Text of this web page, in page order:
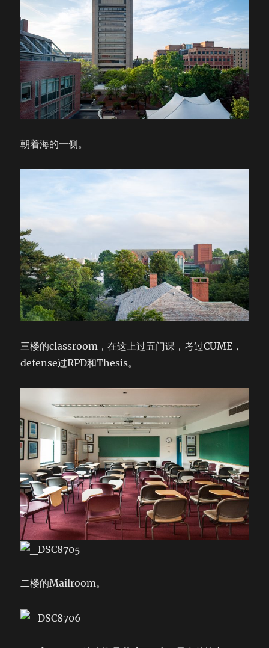
朝着海的一侧。
三楼的classroom，在这上过五门课，考过CUME，
defense过RPD和Thesis。
二楼的Mailroom。